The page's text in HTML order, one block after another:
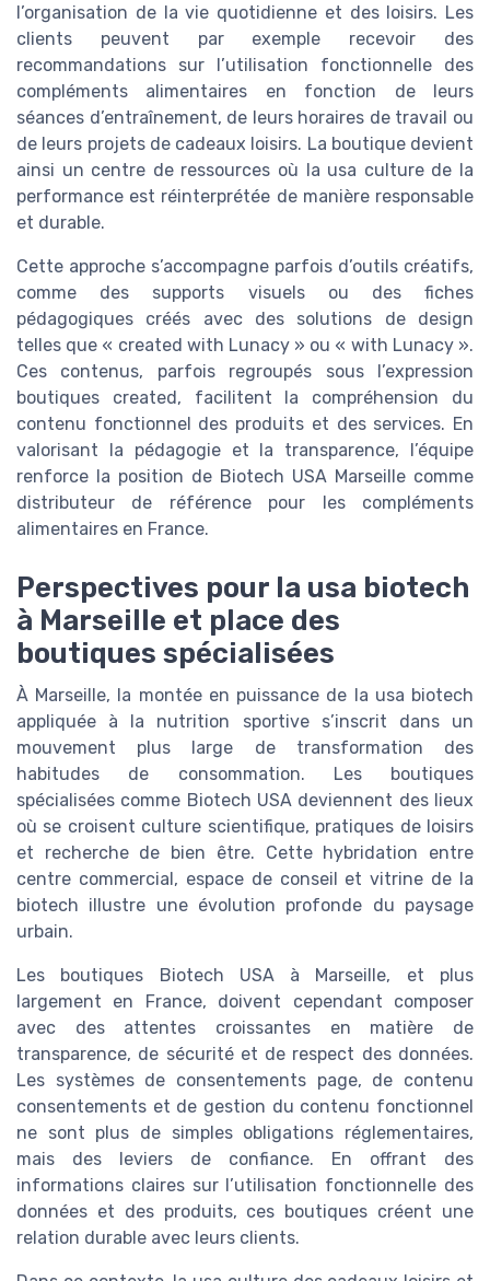
l’organisation de la vie quotidienne et des loisirs. Les
clients peuvent par exemple recevoir des
recommandations sur l’utilisation fonctionnelle des
compléments alimentaires en fonction de leurs
séances d’entraînement, de leurs horaires de travail ou
de leurs projets de cadeaux loisirs. La boutique devient
ainsi un centre de ressources où la usa culture de la
performance est réinterprétée de manière responsable
et durable.
Cette approche s’accompagne parfois d’outils créatifs,
comme des supports visuels ou des fiches
pédagogiques créés avec des solutions de design
telles que « created with Lunacy » ou « with Lunacy ».
Ces contenus, parfois regroupés sous l’expression
boutiques created, facilitent la compréhension du
contenu fonctionnel des produits et des services. En
valorisant la pédagogie et la transparence, l’équipe
renforce la position de Biotech USA Marseille comme
distributeur de référence pour les compléments
alimentaires en France.
Perspectives pour la usa biotech
à Marseille et place des
boutiques spécialisées
À Marseille, la montée en puissance de la usa biotech
appliquée à la nutrition sportive s’inscrit dans un
mouvement plus large de transformation des
habitudes de consommation. Les boutiques
spécialisées comme Biotech USA deviennent des lieux
où se croisent culture scientifique, pratiques de loisirs
et recherche de bien être. Cette hybridation entre
centre commercial, espace de conseil et vitrine de la
biotech illustre une évolution profonde du paysage
urbain.
Les boutiques Biotech USA à Marseille, et plus
largement en France, doivent cependant composer
avec des attentes croissantes en matière de
transparence, de sécurité et de respect des données.
Les systèmes de consentements page, de contenu
consentements et de gestion du contenu fonctionnel
ne sont plus de simples obligations réglementaires,
mais des leviers de confiance. En offrant des
informations claires sur l’utilisation fonctionnelle des
données et des produits, ces boutiques créent une
relation durable avec leurs clients.